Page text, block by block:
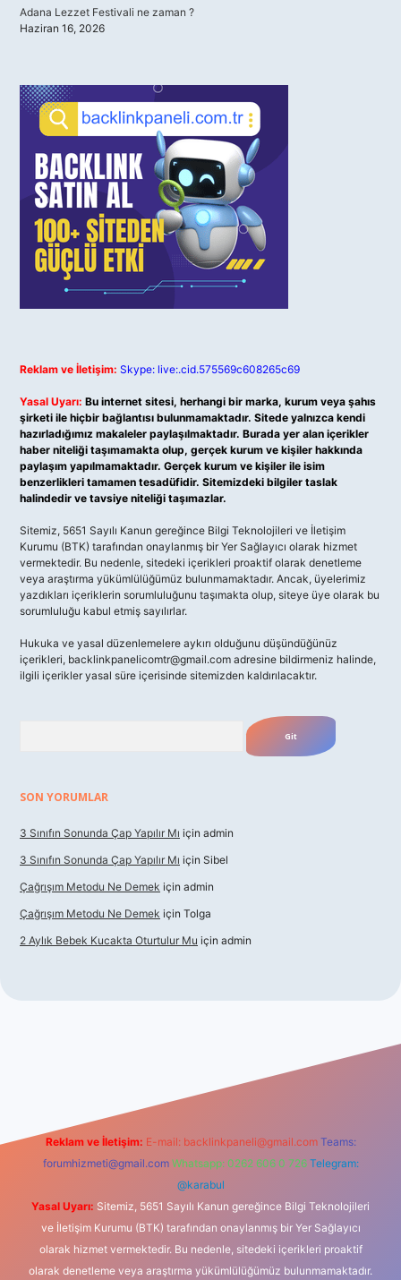
Adana Lezzet Festivali ne zaman ?
Haziran 16, 2026
Reklam ve İletişim: Skype: live:.cid.575569c608265c69
Yasal Uyarı: Bu internet sitesi, herhangi bir marka, kurum veya şahıs
şirketi ile hiçbir bağlantısı bulunmamaktadır. Sitede yalnızca kendi
hazırladığımız makaleler paylaşılmaktadır. Burada yer alan içerikler
haber niteliği taşımamakta olup, gerçek kurum ve kişiler hakkında
paylaşım yapılmamaktadır. Gerçek kurum ve kişiler ile isim
benzerlikleri tamamen tesadüfidir. Sitemizdeki bilgiler taslak
halindedir ve tavsiye niteliği taşımazlar.
Sitemiz, 5651 Sayılı Kanun gereğince Bilgi Teknolojileri ve İletişim
Kurumu (BTK) tarafından onaylanmış bir Yer Sağlayıcı olarak hizmet
vermektedir. Bu nedenle, sitedeki içerikleri proaktif olarak denetleme
veya araştırma yükümlülüğümüz bulunmamaktadır. Ancak, üyelerimiz
yazdıkları içeriklerin sorumluluğunu taşımakta olup, siteye üye olarak bu
sorumluluğu kabul etmiş sayılırlar.
Hukuka ve yasal düzenlemelere aykırı olduğunu düşündüğünüz
içerikleri, backlinkpanelicomtr@gmail.com adresine bildirmeniz halinde,
ilgili içerikler yasal süre içerisinde sitemizden kaldırılacaktır.
SON YORUMLAR
3 Sınıfın Sonunda Çap Yapılır Mı için admin
3 Sınıfın Sonunda Çap Yapılır Mı için Sibel
Çağrışım Metodu Ne Demek için admin
Çağrışım Metodu Ne Demek için Tolga
2 Aylık Bebek Kucakta Oturtulur Mu için admin
Reklam ve İletişim: E-mail: backlinkpaneli@gmail.com Teams:
forumhizmeti@gmail.com Whatsapp: 0262 606 0 726 Telegram:
@karabul
Yasal Uyarı: Sitemiz, 5651 Sayılı Kanun gereğince Bilgi Teknolojileri
ve İletişim Kurumu (BTK) tarafından onaylanmış bir Yer Sağlayıcı
olarak hizmet vermektedir. Bu nedenle, sitedeki içerikleri proaktif
olarak denetleme veya araştırma yükümlülüğümüz bulunmamaktadır.